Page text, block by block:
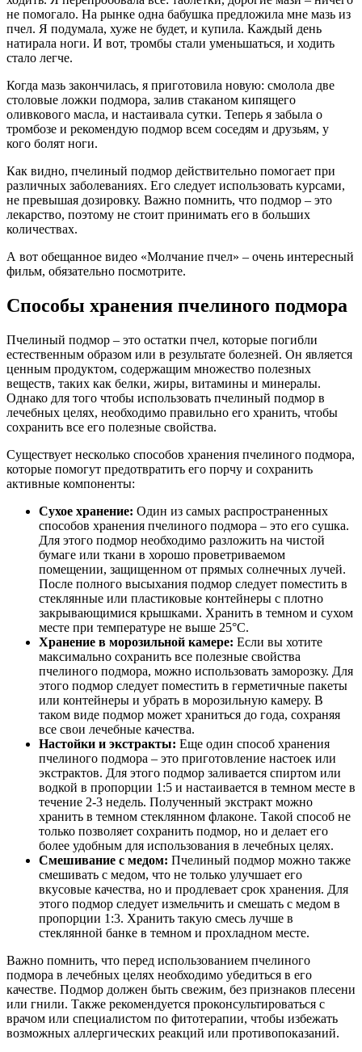
не помогало. На рынке одна бабушка предложила мне мазь из
пчел. Я подумала, хуже не будет, и купила. Каждый день
натирала ноги. И вот, тромбы стали уменьшаться, и ходить
стало легче.
Когда мазь закончилась, я приготовила новую: смолола две
столовые ложки подмора, залив стаканом кипящего
оливкового масла, и настаивала сутки. Теперь я забыла о
тромбозе и рекомендую подмор всем соседям и друзьям, у
кого болят ноги.
Как видно, пчелиный подмор действительно помогает при
различных заболеваниях. Его следует использовать курсами,
не превышая дозировку. Важно помнить, что подмор – это
лекарство, поэтому не стоит принимать его в больших
количествах.
А вот обещанное видео «Молчание пчел» – очень интересный
фильм, обязательно посмотрите.
Способы хранения пчелиного подмора
Пчелиный подмор – это остатки пчел, которые погибли
естественным образом или в результате болезней. Он является
ценным продуктом, содержащим множество полезных
веществ, таких как белки, жиры, витамины и минералы.
Однако для того чтобы использовать пчелиный подмор в
лечебных целях, необходимо правильно его хранить, чтобы
сохранить все его полезные свойства.
Существует несколько способов хранения пчелиного подмора,
которые помогут предотвратить его порчу и сохранить
активные компоненты:
Сухое хранение: Один из самых распространенных
способов хранения пчелиного подмора – это его сушка.
Для этого подмор необходимо разложить на чистой
бумаге или ткани в хорошо проветриваемом
помещении, защищенном от прямых солнечных лучей.
После полного высыхания подмор следует поместить в
стеклянные или пластиковые контейнеры с плотно
закрывающимися крышками. Хранить в темном и сухом
месте при температуре не выше 25°C.
Хранение в морозильной камере: Если вы хотите
максимально сохранить все полезные свойства
пчелиного подмора, можно использовать заморозку. Для
этого подмор следует поместить в герметичные пакеты
или контейнеры и убрать в морозильную камеру. В
таком виде подмор может храниться до года, сохраняя
все свои лечебные качества.
Настойки и экстракты: Еще один способ хранения
пчелиного подмора – это приготовление настоек или
экстрактов. Для этого подмор заливается спиртом или
водкой в пропорции 1:5 и настаивается в темном месте в
течение 2-3 недель. Полученный экстракт можно
хранить в темном стеклянном флаконе. Такой способ не
только позволяет сохранить подмор, но и делает его
более удобным для использования в лечебных целях.
Смешивание с медом: Пчелиный подмор можно также
смешивать с медом, что не только улучшает его
вкусовые качества, но и продлевает срок хранения. Для
этого подмор следует измельчить и смешать с медом в
пропорции 1:3. Хранить такую смесь лучше в
стеклянной банке в темном и прохладном месте.
Важно помнить, что перед использованием пчелиного
подмора в лечебных целях необходимо убедиться в его
качестве. Подмор должен быть свежим, без признаков плесени
или гнили. Также рекомендуется проконсультироваться с
врачом или специалистом по фитотерапии, чтобы избежать
возможных аллергических реакций или противопоказаний.